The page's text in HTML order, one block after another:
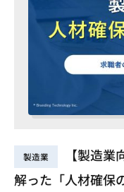
製造業
【製造
解った「人材確保